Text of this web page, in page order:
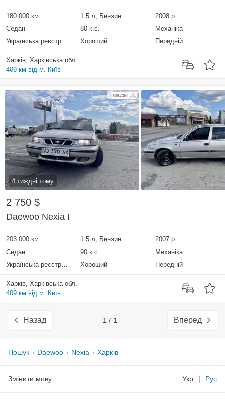
180 000 км 1.5 л, Бензин
2008 р.
Седан
80 к.с.
Механіка
Українська реєстрація
Хороший Передній
Харків, Харківська обл.
409 км від м. Київ
4 тиждні тому
2 750 $
Daewoo Nexia I
203 000 км 1.5 л, Бензин
2007 р.
Седан
90 к.с.
Механіка
Українська реєстрація
Хороший Передній
Харків, Харківська обл.
409 км від м. Київ
Назад 1 / 1 Вперед
Пошук Daewoo Nexia Харків
Змінити мову: Укр | Рус